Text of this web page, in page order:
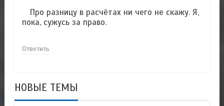
Про разницу в расчётах ни чего не скажу. Я,
пока, сужусь за право.
Ответить
НОВЫЕ ТЕМЫ